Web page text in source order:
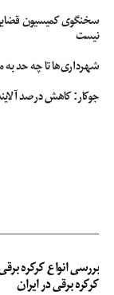
سخنگوی کمیسیون
نیست
شهرداری‌ها تا چه حد به
جوکار: کاهش درصد
بررسی انواع کرکره
کرکره برقی در ایران